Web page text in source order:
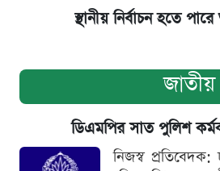
স্থানীয় নির্বাচন হতে
জাতীয়
ডিএমপির সাত পুলিশ
নিজস্ব